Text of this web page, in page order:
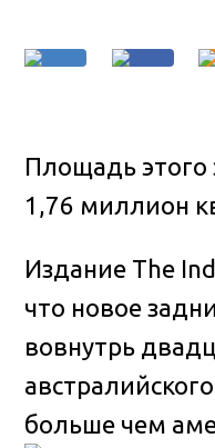
Площадь этого
1,76 миллион
Издание The
что новое
вовнутрь
больше чем